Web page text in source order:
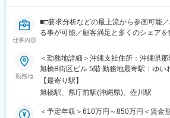
識、ノウハウを付加し、顧問先企業の
キームづくりに邁進しています。この
ジネスモデルです。一方、中堅・大型
を推進する各種ソリューションシステム
変更の範囲：会社の定める業務
仕事内容
■□要求分析などの最上流から参画可能
る事が可能／顧客満足と多くのシェア
制／有給休暇取得促進□■
■業務内容：
AIエンジニアとしてご活躍いただけます。
自動運転/先進運転支援システム（AD/
断や故障予測、来店者数予測、生成AI
勤務地
＜勤務地詳細＞沖縄支社住所：沖縄県
旭橋B街区ビル 5階 勤務地最寄駅：ゆい
煙対策：屋内全面禁煙変更の範囲：会社
【最寄り駅】
旭橋駅、県庁前駅(沖縄県)、壺川駅
＜予定年収＞610万円～850万円＜賃金